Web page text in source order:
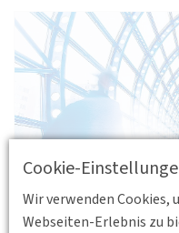
Cookie-
Wir verwenden
Webseiten-Erlebnis zu